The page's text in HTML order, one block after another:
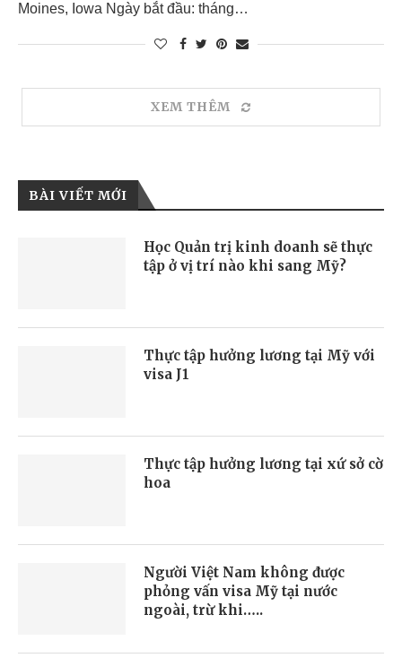
Moines, Iowa Ngày bắt đầu: tháng…
XEM THÊM
BÀI VIẾT MỚI
Học Quản trị kinh doanh sẽ thực
tập ở vị trí nào khi sang Mỹ?
Thực tập hưởng lương tại Mỹ với
visa J1
Thực tập hưởng lương tại xứ sở cờ
hoa
Người Việt Nam không được
phỏng vấn visa Mỹ tại nước
ngoài, trừ khi…..